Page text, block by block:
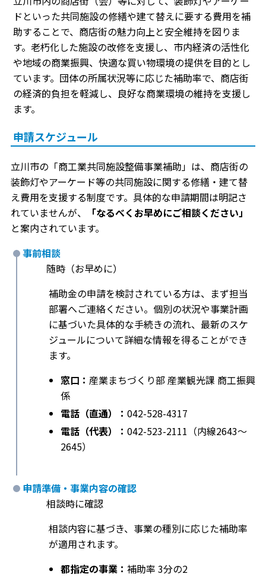
ドといった共同施設の修繕や建て替えに要する費用を補
助することで、商店街の魅力向上と安全維持を図りま
す。老朽化した施設の改修を支援し、市内経済の活性化
や地域の商業振興、快適な買い物環境の提供を目的とし
ています。団体の所属状況等に応じた補助率で、商店街
の経済的負担を軽減し、良好な商業環境の維持を支援し
ます。
申請スケジュール
立川市の「商工業共同施設整備事業補助」は、商店街の
装飾灯やアーケード等の共同施設に関する修繕・建て替
え費用を支援する制度です。具体的な申請期間は明記さ
れていませんが、
「なるべくお早めにご相談ください」
と案内されています。
事前相談
随時（お早めに）
補助金の申請を検討されている方は、まず担当
部署へご連絡ください。個別の状況や事業計画
に基づいた具体的な手続きの流れ、最新のスケ
ジュールについて詳細な情報を得ることができ
ます。
窓口： 産業まちづくり部 産業観光課 商工振興
係
電話（直通）： 042-528-4317
電話（代表）： 042-523-2111（内線2643～
2645）
申請準備・事業内容の確認
相談時に確認
相談内容に基づき、事業の種別に応じた補助率
が適用されます。
都指定の事業： 補助率 3分の2